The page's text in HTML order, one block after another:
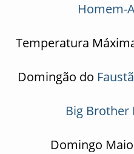
Homem-
Temperatura
Domingão do
Big Brother
Domingo